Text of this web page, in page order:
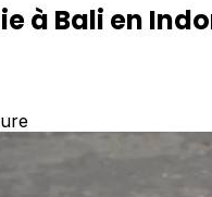
à Bali en